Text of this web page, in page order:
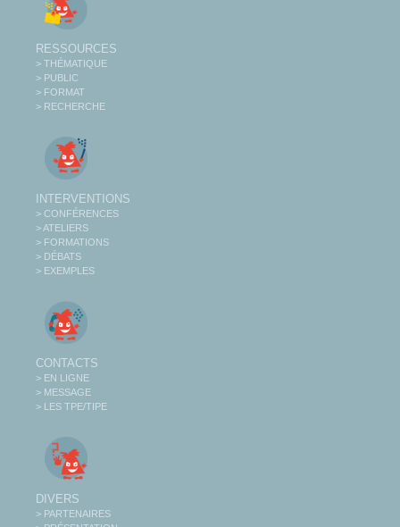
RESSOURCES
> THÉMATIQUE
> PUBLIC
> FORMAT
> RECHERCHE
INTERVENTIONS
> CONFÉRENCES
> ATELIERS
> FORMATIONS
> DÉBATS
> EXEMPLES
CONTACTS
> EN LIGNE
> MESSAGE
> LES TPE/TIPE
DIVERS
> PARTENAIRES